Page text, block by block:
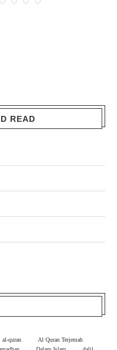
READ
al-quran
Al Quran Terjemah